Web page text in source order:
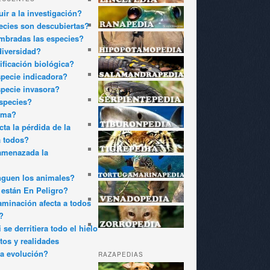
RAZAPEDIAS
a la investigación?
son descubiertas?
las especies?
biológica?
indicadora?
invasora?
la pérdida de la
todos?
la
los animales?
En Peligro?
afecta a todos
se derritiera todo el hielo
y realidades
evolución?